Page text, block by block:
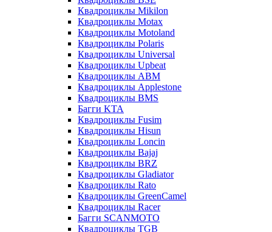
Квадроциклы Mikilon
Квадроциклы Motax
Квадроциклы Motoland
Квадроциклы Polaris
Квадроциклы Universal
Квадроциклы Upbeat
Квадроциклы ABM
Квадроциклы Applestone
Квадроциклы BMS
Багги KTA
Квадроциклы Fusim
Квадроциклы Hisun
Квадроциклы Loncin
Квадроциклы Bajaj
Квадроциклы BRZ
Квадроциклы Gladiator
Квадроциклы Rato
Квадроциклы GreenCamel
Квадроциклы Racer
Багги SCANMOTO
Квадроциклы TGB